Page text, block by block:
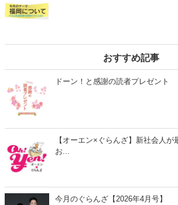
おすすめ記事
ドーン！と感謝の読者プレゼント
【オーエン×ぐらんざ】新社会人が
お...
今月のぐらんざ【2026年4月号】